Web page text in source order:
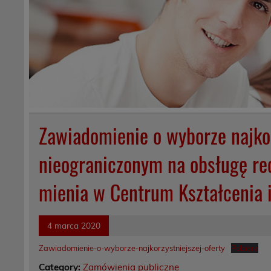
Zawiadomienie o wyborze
nieograniczonym na obsługę
mienia w Centrum
4 marca 2020
Zawiadomienie-o-wyborze-najkorzystniejszej-oferty Pobierz
Category:Zamówienia publiczne